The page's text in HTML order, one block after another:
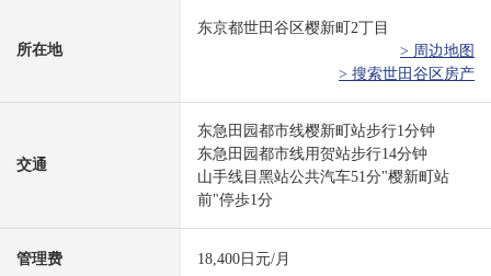
所在地
东京都世田谷区樱新町2丁目
> 周边地图
> 搜索世田谷区房产
交通
东急田园都市线樱新町站步行1分钟
东急田园都市线用贺站步行14分钟
山手线目黑站公共汽车51分"樱新町站
前"停歩1分
管理费 18,400日元/月